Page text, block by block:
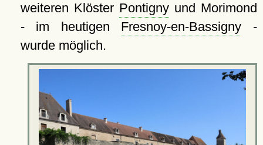
weiteren Klöster Pontignyund Morimond
- im heutigen Fresnoy-en-Bassigny -
wurde möglich.